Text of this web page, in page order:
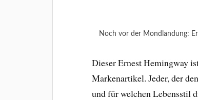
Noch vor der Mondlandung:
Dieser Ernest Hemingway
Markenartikel. Jeder, der
und für welchen Lebensstil